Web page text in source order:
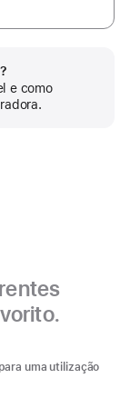
e como
uma utilização